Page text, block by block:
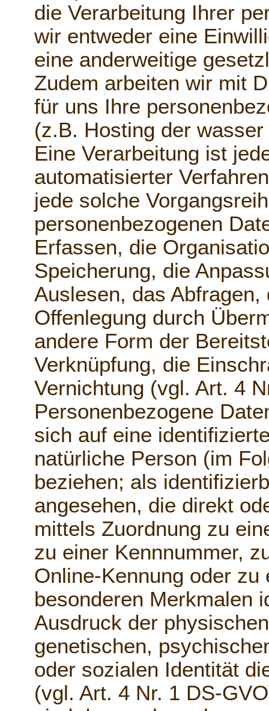
die Verarbeitung Ihrer
wir entweder eine
eine anderweitige
Zudem arbeiten wir mit
für uns Ihre
(z.B. Hosting der
Eine Verarbeitung ist
automatisierter
jede solche
personenbezogenen
Erfassen, die
Speicherung, die
Auslesen, das Abfragen,
Offenlegung durch
andere Form der
Verknüpfung, die
Vernichtung (vgl. Art. 4
Personenbezogene
sich auf eine
natürliche Person (im
beziehen; als
angesehen, die direkt
mittels Zuordnung zu
zu einer Kennnummer,
Online-Kennung oder zu
besonderen Merkmalen
Ausdruck der
genetischen,
oder sozialen Identität
(vgl. Art. 4 Nr. 1 DS-